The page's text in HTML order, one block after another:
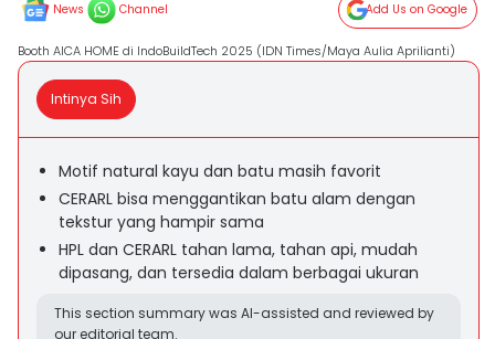
News Channel Add Us on Google
Booth AICA HOME di IndoBuildTech 2025 (IDN Times/Maya Aulia Aprilianti)
Intinya Sih
Motif natural kayu dan batu masih favorit
CERARL bisa menggantikan batu alam dengan
tekstur yang hampir sama
HPL dan CERARL tahan lama, tahan api, mudah
dipasang, dan tersedia dalam berbagai ukuran
This section summary was AI-assisted and reviewed by
our editorial team.